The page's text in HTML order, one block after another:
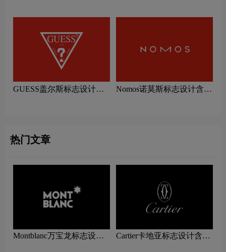
GUESS盖尔斯标志设计含
Nomos诺莫斯标志设计含义
热门文章
Montblanc万宝龙标志设计
Cartier卡地亚标志设计含义